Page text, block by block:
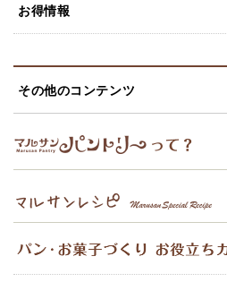
お得情報
その他のコンテンツ